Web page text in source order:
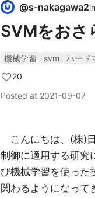
@s-nakagawa2in
SVMをおさ
機械学習 svm
ハード
20
Posted at 2021-09-07
こんにちは、(株)
制御に適用する研究
び機械学習を使った
関わるようになって